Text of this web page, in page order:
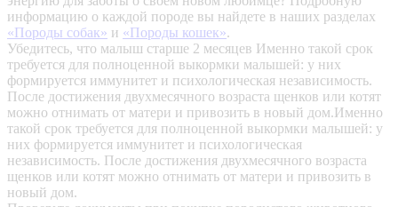
информацию о каждой породе вы найдете в наших разделах
«Породы собак» и «Породы кошек».
Убедитесь, что малыш старше 2 месяцев Именно такой срок
требуется для полноценной выкормки малышей: у них
формируется иммунитет и психологическая независимость.
После достижения двухмесячного возраста щенков или котят
можно отнимать от матери и привозить в новый дом.Именно
такой срок требуется для полноценной выкормки малышей: у
них формируется иммунитет и психологическая
независимость. После достижения двухмесячного возраста
щенков или котят можно отнимать от матери и привозить в
новый дом.